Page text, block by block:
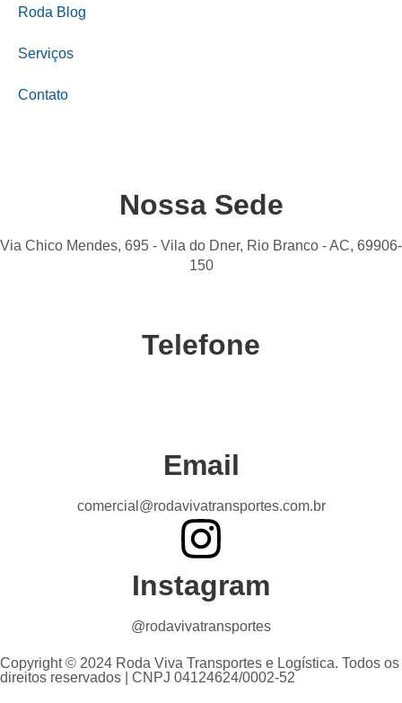
Roda Blog
Serviços
Contato
Nossa Sede
Via Chico Mendes, 695 - Vila do Dner, Rio Branco - AC, 69906-
150
Telefone
Email
comercial@rodavivatransportes.com.br
Instagram
@rodavivatransportes
Copyright © 2024 Roda Viva Transportes e Logística. Todos os
direitos reservados | CNPJ 04124624/0002-52